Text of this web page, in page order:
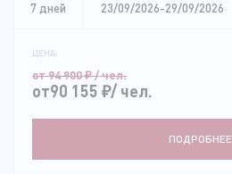
7 дней 23/09/2026-29/09/2026
ЦЕНА:
от 94 900₽/ чел.
от90 155 ₽/ чел.
ПОДРОБНЕЕ